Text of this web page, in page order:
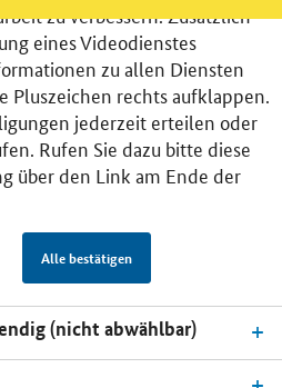
für Wirtschaft und Energie
Inhaltsverzeichnis
Datenschutz
zu verbessern. Zusätzlich
eines Videodienstes
zu allen Diensten
Pluszeichen rechts aufklappen.
jederzeit erteilen oder
Rufen Sie dazu bitte diese
über den Link am Ende der
Alle bestätigen
(nicht abwählbar)